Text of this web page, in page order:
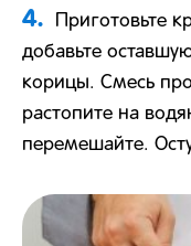
4.
Приготовьте
добавьте
корицы. Смесь
растопите на
перемешайте.